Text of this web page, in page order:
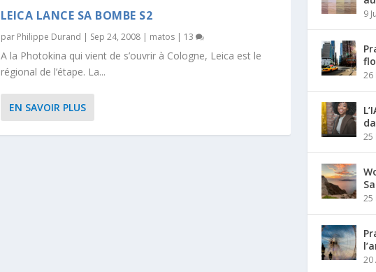
LEICA LANCE SA BOMBE S2
par Philippe Durand | Sep 24, 2008| matos| 13
A la Photokina qui vient de s’ouvrir à Cologne, Leica est le
régional de l’étape. La...
EN SAVOIR PLUS
9
26
25
25
20